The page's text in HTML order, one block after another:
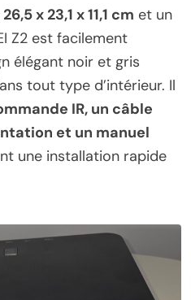
26,5 x 23,1 x 11,1 cm et un
Z2 est facilement
élégant noir et gris
tout type d’intérieur. Il
IR, un câble
et un manuel
une installation rapide